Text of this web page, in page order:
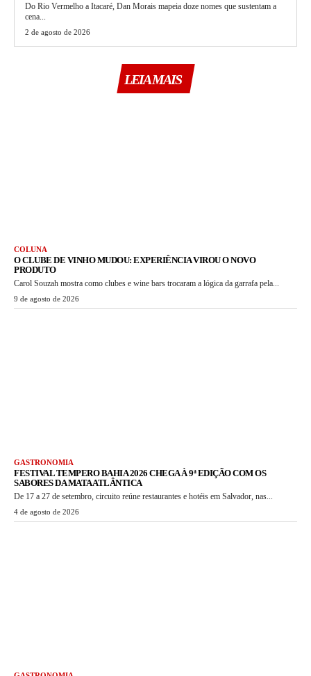
Do Rio Vermelho a Itacaré, Dan Morais mapeia doze nomes que sustentam a
cena...
2 de agosto de 2026
LEIA MAIS
COLUNA
O CLUBE DE VINHO MUDOU: EXPERIÊNCIA VIROU O NOVO
PRODUTO
Carol Souzah mostra como clubes e wine bars trocaram a lógica da garrafa pela...
9 de agosto de 2026
GASTRONOMIA
FESTIVAL TEMPERO BAHIA 2026 CHEGA À 9ª EDIÇÃO COM OS
SABORES DA MATA ATLÂNTICA
De 17 a 27 de setembro, circuito reúne restaurantes e hotéis em Salvador, nas...
4 de agosto de 2026